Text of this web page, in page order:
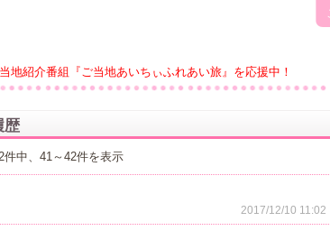
地紹介番組『ご当地あいちぃふれあい旅』を応援中！
歴
件中、41～42件を表示
2017/12/10 11:02